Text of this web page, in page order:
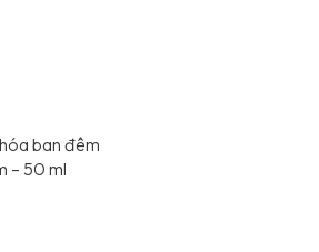
ban đêm
– 50 ml